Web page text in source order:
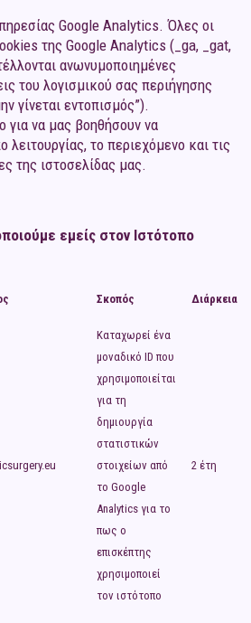
Google Analytics. Όλες οι
της Google Analytics (_ga, _gat,
ανωνυμοποιημένες
του λογισμικού σας περιήγησης
γίνεται εντοπισμός”).
για να μας βοηθήσουν να
το περιεχόμενο και τις
της ιστοσελίδας μας.
εμείς στον Iστότοπο
Σκοπός Διάρκεια
Καταχωρεί ένα
μοναδικό ID που
χρησιμοποιείται
για τη
δημιουργία
στατιστικών
στοιχείων από
το Google
Analytics για το
πως ο
επισκέπτης
χρησιμοποιεί
τον ιστότοπο
2 έτη